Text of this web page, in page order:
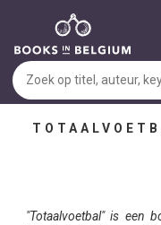
"Totaalvoetbal" is een